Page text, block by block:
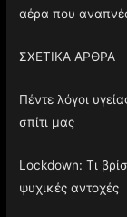
αέρα που
ΣΧΕΤΙΚΑ ΑΡΘΡΑ
Πέντε λόγοι
σπίτι μας
Lockdown: Τι
ψυχικές αντοχές